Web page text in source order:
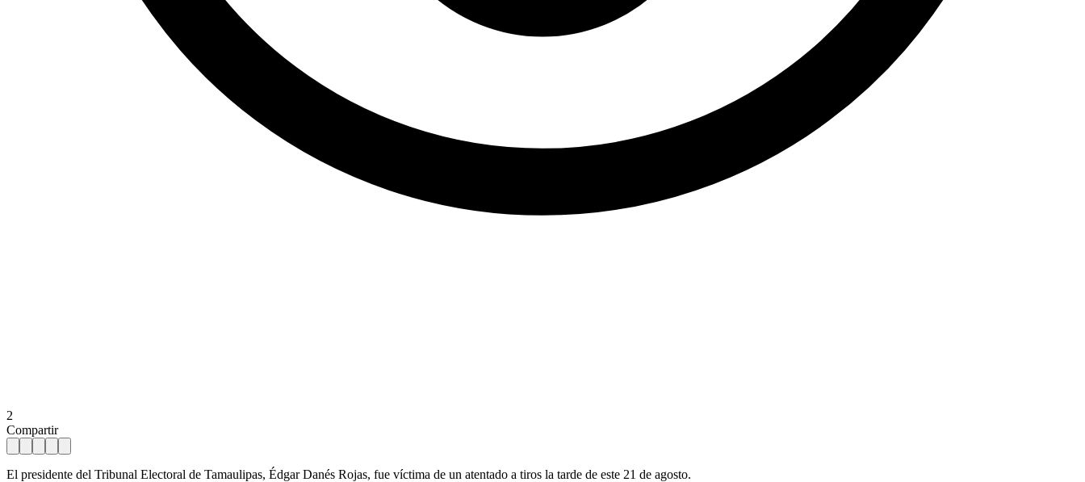
2
Compartir
El presidente del Tribunal Electoral de Tamaulipas, Édgar Danés Rojas, fue víctima de un atentado a tiros la tarde de este 21 de agosto.